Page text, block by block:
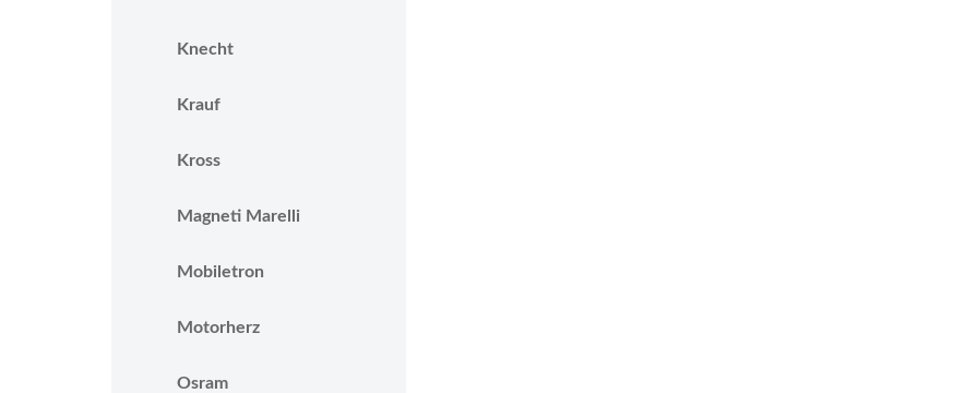
Knecht
Krauf
Kross
Magneti Marelli
Mobiletron
Motorherz
Osram